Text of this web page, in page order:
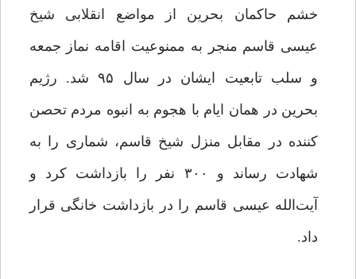
خشم حاکمان بحرین از مواضع انقلابی شیخ
عیسی قاسم منجر به ممنوعیت اقامه نماز جمعه
و سلب تابعیت ایشان در سال ۹۵ شد. رژیم
بحرین در همان ایام با هجوم به انبوه مردم تحصن
کننده در مقابل منزل شیخ قاسم، شماری را به
شهادت رساند و ۳۰۰ نفر را بازداشت کرد و
آیت‌الله عیسی قاسم را در بازداشت خانگی قرار
داد.